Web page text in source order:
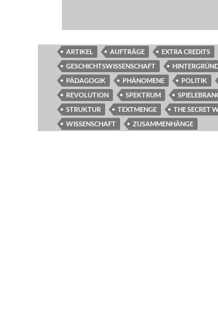
ARTIKEL AUFTRÄGE EXTRA CREDITS
GESCHICHTSWISSENSCHAFT
PÄDAGOGIK
PHÄNOMENE POLITIK
REVOLUTION
SPEKTRUM
STRUKTUR
TEXTMENGE THE SECRET
WISSENSCHAFT
ZUSAMMENHÄNGE